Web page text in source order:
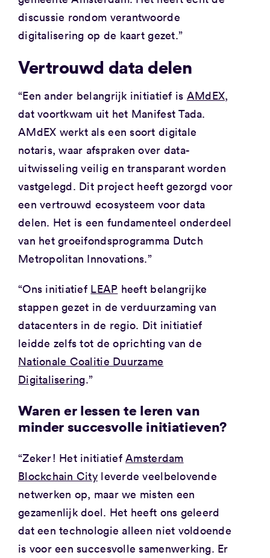
discussie rondom verantwoorde
digitalisering op de kaart gezet.”
Vertrouwd data delen
“Een ander belangrijk initiatief is AMdEX,
dat voortkwam uit het Manifest Tada.
AMdEX werkt als een soort digitale
notaris, waar afspraken over data-
uitwisseling veilig en transparant worden
vastgelegd. Dit project heeft gezorgd voor
een vertrouwd ecosysteem voor data
delen. Het is een fundamenteel onderdeel
van het groeifondsprogramma Dutch
Metropolitan Innovations.”
“Ons initiatief LEAP heeft belangrijke
stappen gezet in de verduurzaming van
datacenters in de regio. Dit initiatief
leidde zelfs tot de oprichting van de
Nationale Coalitie Duurzame
Digitalisering.”
Waren er lessen te leren van
minder succesvolle initiatieven?
“Zeker! Het initiatiefAmsterdam
Blockchain City leverde veelbelovende
netwerken op, maar we misten een
gezamenlijk doel. Het heeft ons geleerd
dat een technologie alleen niet voldoende
is voor een succesvolle samenwerking. Er